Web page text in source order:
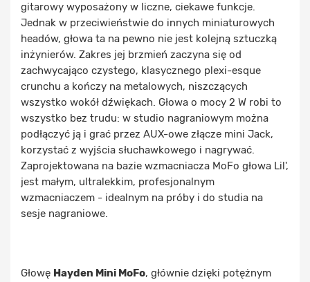
gitarowy wyposażony w liczne, ciekawe funkcje.
Jednak w przeciwieństwie do innych miniaturowych
headów, głowa ta na pewno nie jest kolejną sztuczką
inżynierów. Zakres jej brzmień zaczyna się od
zachwycająco czystego, klasycznego plexi-esque
crunchu a kończy na metalowych, niszczących
wszystko wokół dźwiękach. Głowa o mocy 2 W robi to
wszystko bez trudu: w studio nagraniowym można
podłączyć ją i grać przez AUX-owe złącze mini Jack,
korzystać z wyjścia słuchawkowego i nagrywać.
Zaprojektowana na bazie wzmacniacza MoFo głowa Lil',
jest małym, ultralekkim, profesjonalnym
wzmacniaczem - idealnym na próby i do studia na
sesje nagraniowe.
Głowę Hayden Mini MoFo, głównie dzięki potężnym